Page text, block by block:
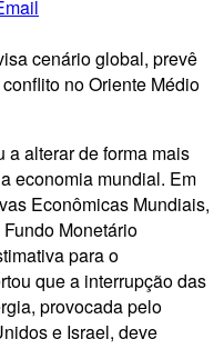
cenário global, prevê
no Oriente Médio
a alterar de forma mais
economia mundial. Em
Econômicas Mundiais,
Monetário
para o
que a interrupção das
provocada pelo
e Israel, deve